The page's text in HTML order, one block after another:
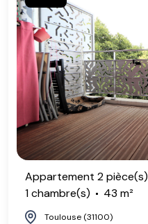
Appartement 2 pièce(s)
1 chambre(s)
43 m²
Toulouse (31100)